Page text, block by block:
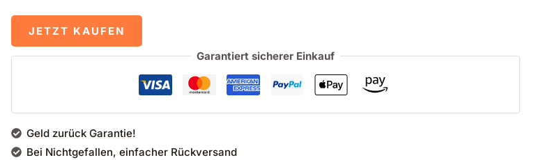
JETZT KAUFEN
Garantiert sicherer Einkauf
Geld zurück Garantie!
Bei Nichtgefallen, einfacher Rückversand